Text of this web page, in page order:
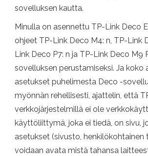
sovelluksen kautta.
Minulla on asennettu TP-Link Deco
ohjeet TP-Link Deco M4: n, TP-Link
Link Deco P7: n ja TP-Link Deco M9
sovelluksen perustamiseksi. Ja koko
asetukset puhelimesta Deco -
myönnän rehellisesti, ajattelin, että
verkkojärjestelmillä ei ole
käyttöliittymä, joka ei tiedä, on sivu,
asetukset (sivusto, henkilökohtainen
voidaan avata mistä tahansa